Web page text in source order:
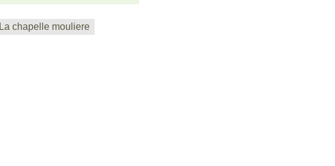
La chapelle mouliere